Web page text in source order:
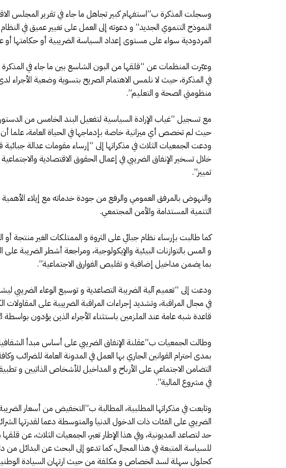
النموذج التنموي الجديد” و دعوته إلى العمل على تغيير عميق في
المردودية سواء على مستوى إعداد السياسة الضريبية أو حكامتها
وعبّرت المنظمات عن “قلقها من البون الشاسع بين ما جاء في المذكرة
في المذكرة، حيث لا نلمس الاهتمام الصريح بتسوية وضعية الأجراء
منظومتي الصحة و التعليم”.
حيث لم تخصص أي ميزانية خاصة بإدماجها في الحياة العامة، علما أن
ودعت الجمعيات الثلاث في مذكراتها إلى “إرساء مقومات عدالة
خلال تسخير الإنفاق الضريبي في إعمال الحقوق الاقتصادية
تمييز”.
والنهوض بالمرفق العمومي والرفع من جودة خدماته مع إيلاء
التنمية المستدامة والأمن المجتمعي.
كما طالبت بإرساء نظام جبائي على الثروة و الممتلكات الغير منتجة
و المس بالتوازنات البيئية والإيكولوجية، ومراجعة أشطر الضريبة
بما يضمن مداخيل إضافية و تقليص الفوارق الاجتماعية”.
ودعت إلى “تعميم آلية الضريبة التصاعدية و توسيع الوعاء
في مجال المراقبة، وتشديد إجراءات المراقبة الضرييبة على
قاعدة شبه عامة عند الملزمين باستثناء الأجراء الذين يؤدون بواسطة
وطالت الجمعيات ب”عقلنة الإنفاق الضريبي على أساس مبدأ الشفافية
بمدى احترام القوانين الجاري بها العمل في المدونة العامة للضرائب
في مشروع المالية”.
وتابعت في مذكراتها المطلبية، المطالبة ب”التخفيض من أسعار
الضريبي على الفئات ذات الدخول الدنيا والمتوسطة دعما لقدرتها
حد لتصاعد المديونية، وفي هذا الإطار تعبر، الجمعيات الثلاث، عن
للسياسة المتبعة في هذا المجال، كما تدعو إلى البحث عن البدائل من
كحلول سهلة لسد الخصاص و مكلفة من حيث ارتهان السيادة الوطنية